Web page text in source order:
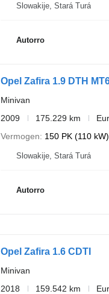
Slowakije, Stará Turá
Autorro
Opel Zafira 1.9 DTH
Minivan
2009
175.229 km
Vermogen
150 PK (110 kW)
Slowakije, Stará Turá
Autorro
Opel Zafira 1.6 CDTI
Minivan
2018
159.542 km